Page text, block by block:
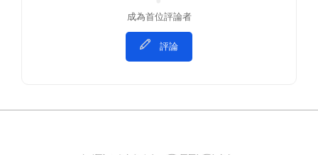
成為首位評論者
評論